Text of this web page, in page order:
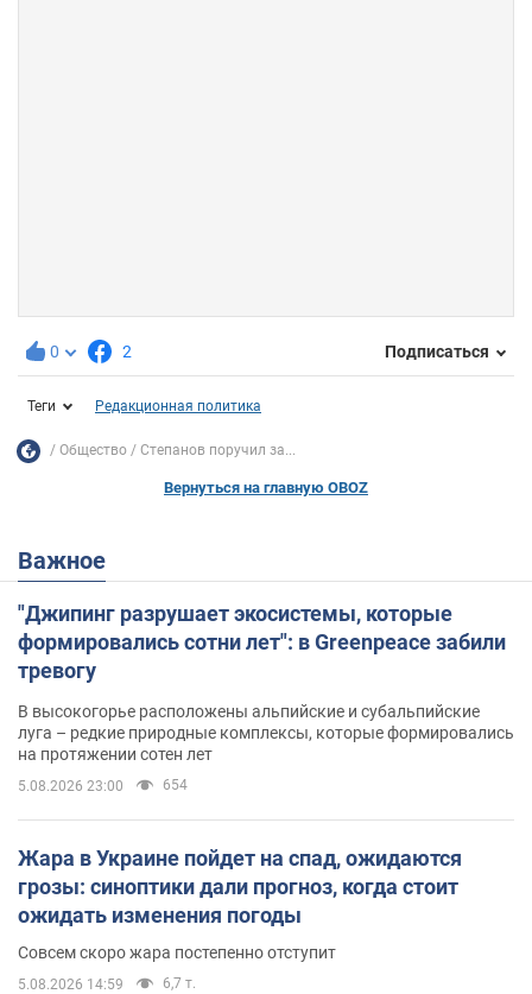
0 2 Подписаться
Теги Редакционная политика
Общество Степанов поручил за...
Вернуться на главную OBOZ
Важное
"Джипинг разрушает экосистемы, которые
формировались сотни лет": в Greenpeace забили
тревогу
В высокогорье расположены альпийские и субальпийские
луга – редкие природные комплексы, которые формировались
на протяжении сотен лет
5.08.2026 23:00 654
Жара в Украине пойдет на спад, ожидаются
грозы: синоптики дали прогноз, когда стоит
ожидать изменения погоды
Совсем скоро жара постепенно отступит
5.08.2026 14:59 6,7 т.